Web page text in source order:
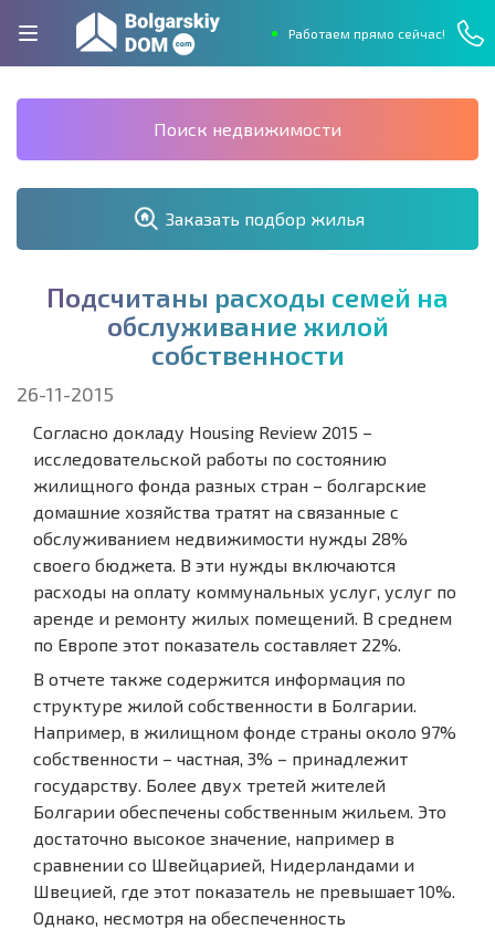
Работаем прямо сейчас!
Поиск недвижимости
Заказать подбор жилья
Подсчитаны расходы семей на
обслуживание жилой
собственности
26-11-2015
Согласно докладу Housing Review 2015 –
исследовательской работы по состоянию
жилищного фонда разных стран – болгарские
домашние хозяйства тратят на связанные с
обслуживанием недвижимости нужды 28%
своего бюджета. В эти нужды включаются
расходы на оплату коммунальных услуг, услуг по
аренде и ремонту жилых помещений. В среднем
по Европе этот показатель составляет 22%.
В отчете также содержится информация по
структуре жилой собственности в Болгарии.
Например, в жилищном фонде страны около 97%
собственности – частная, 3% – принадлежит
государству. Более двух третей жителей
Болгарии обеспечены собственным жильем. Это
достаточно высокое значение, например в
сравнении со Швейцарией, Нидерландами и
Швецией, где этот показатель не превышает 10%.
Однако, несмотря на обеспеченность